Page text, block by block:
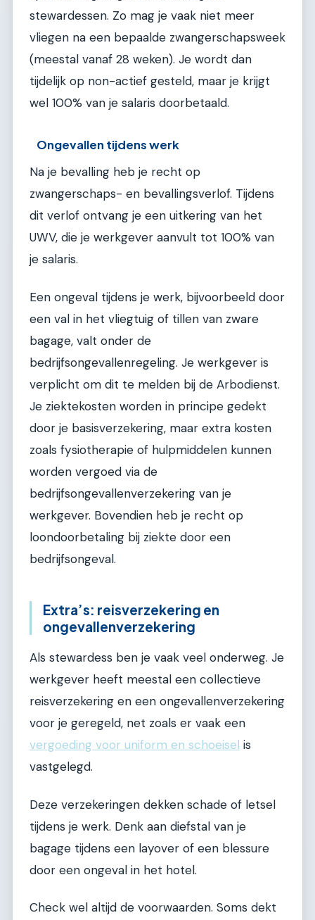
stewardessen. Zo mag je vaak niet meer
vliegen na een bepaalde zwangerschapsweek
(meestal vanaf 28 weken). Je wordt dan
tijdelijk op non-actief gesteld, maar je krijgt
wel 100% van je salaris doorbetaald.
Ongevallen tijdens werk
Na je bevalling heb je recht op
zwangerschaps- en bevallingsverlof. Tijdens
dit verlof ontvang je een uitkering van het
UWV, die je werkgever aanvult tot 100% van
je salaris.
Een ongeval tijdens je werk, bijvoorbeeld door
een val in het vliegtuig of tillen van zware
bagage, valt onder de
bedrijfsongevallenregeling. Je werkgever is
verplicht om dit te melden bij de Arbodienst.
Je ziektekosten worden in principe gedekt
door je basisverzekering, maar extra kosten
zoals fysiotherapie of hulpmiddelen kunnen
worden vergoed via de
bedrijfsongevallenverzekering van je
werkgever. Bovendien heb je recht op
loondoorbetaling bij ziekte door een
bedrijfsongeval.
Extra’s: reisverzekering en
ongevallenverzekering
Als stewardess ben je vaak veel onderweg. Je
werkgever heeft meestal een collectieve
reisverzekering en een ongevallenverzekering
voor je geregeld, net zoals er vaak een
vergoeding voor uniform en schoeisel is
vastgelegd.
Deze verzekeringen dekken schade of letsel
tijdens je werk. Denk aan diefstal van je
bagage tijdens een layover of een blessure
door een ongeval in het hotel.
Check wel altijd de voorwaarden. Soms dekt